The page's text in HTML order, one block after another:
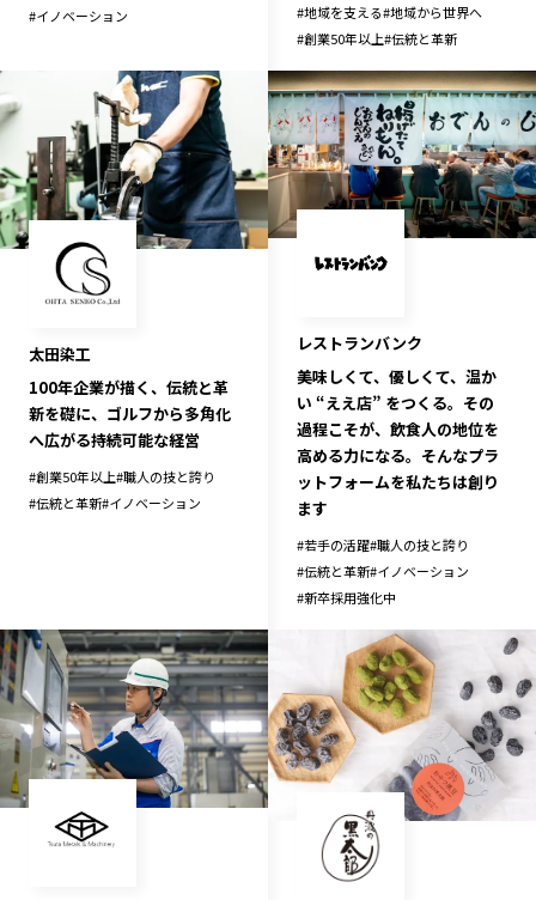
MILCプロジェクト
選出企業特別対談
イベント
飲食店
地域豆知識
ニッポンの百選大全集
Sporkle
「人」から探す
お問い合わせ 会社概要
#イノベーション #地域を支える#地域から世界へ
#創業50年以上#伝統と革新
太田染工
100年企業が描く、伝統と革
新を礎に、ゴルフから多角化
へ広がる持続可能な経営
#創業50年以上#職人の技と誇り
#伝統と革新#イノベーション
レストランバンク
美味しくて、優しくて、温か
い “ええ店” をつくる。その
過程こそが、飲食人の地位を
高める力になる。そんなプラ
ットフォームを私たちは創り
ます
#若手の活躍#職人の技と誇り
#伝統と革新#イノベーション
#新卒採用強化中